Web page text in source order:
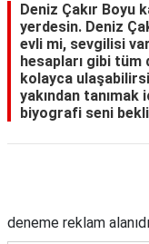
Deniz Çakır Boyu
yerdesin. Deniz
evli mi, sevgilisi
hesapları gibi tüm
kolayca
yakından tanımak
biyografi seni
deneme reklam